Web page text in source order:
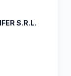
EMPRESA CONSTRUCTORA SAMIFER S.R.L.